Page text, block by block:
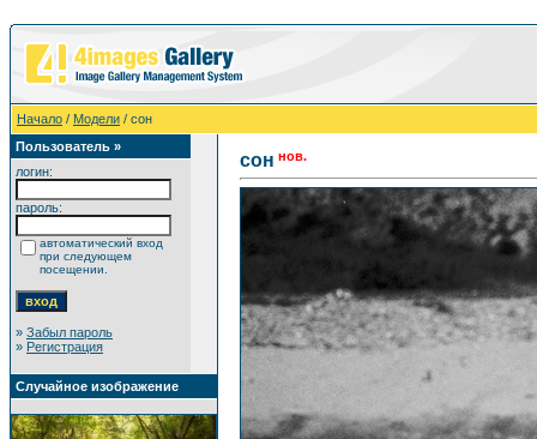
Начало / Модели / сон
Пользователь »
логин:
пароль:
автоматический вход
при следующем
посещении.
» Забыл пароль
» Регистрация
Случайное изображение
сон нов.